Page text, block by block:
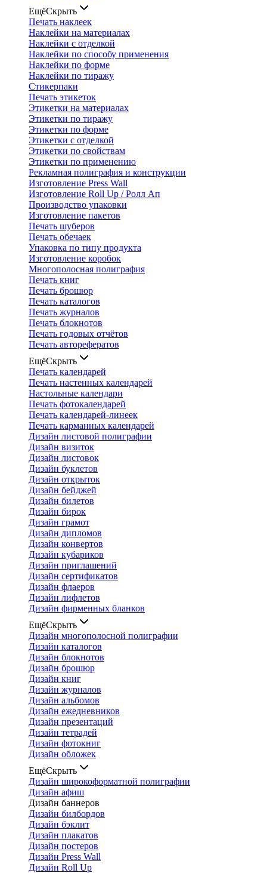
ЕщёСкрыть
Печать наклеек
Наклейки на материалах
Наклейки с отделкой
Наклейки по способу применения
Наклейки по форме
Наклейки по тиражу
Стикерпаки
Печать этикеток
Этикетки на материалах
Этикетки по тиражу
Этикетки по форме
Этикетки с отделкой
Этикетки по свойствам
Этикетки по применению
Рекламная полиграфия и конструкции
Изготовление Press Wall
Изготовление Roll Up / Ролл Ап
Производство упаковки
Изготовление пакетов
Печать шуберов
Печать обечаек
Упаковка по типу продукта
Изготовление коробок
Многополосная полиграфия
Печать книг
Печать брошюр
Печать каталогов
Печать журналов
Печать блокнотов
Печать годовых отчётов
Печать авторефератов
ЕщёСкрыть
Печать календарей
Печать настенных календарей
Настольные календари
Печать фотокалендарей
Печать календарей-линеек
Печать карманных календарей
Дизайн листовой полиграфии
Дизайн визиток
Дизайн листовок
Дизайн буклетов
Дизайн открыток
Дизайн бейджей
Дизайн билетов
Дизайн бирок
Дизайн грамот
Дизайн дипломов
Дизайн конвертов
Дизайн кубариков
Дизайн приглашений
Дизайн сертификатов
Дизайн флаеров
Дизайн лифлетов
Дизайн фирменных бланков
ЕщёСкрыть
Дизайн многополосной полиграфии
Дизайн каталогов
Дизайн блокнотов
Дизайн брошюр
Дизайн книг
Дизайн журналов
Дизайн альбомов
Дизайн ежедневников
Дизайн презентаций
Дизайн тетрадей
Дизайн фотокниг
Дизайн обложек
ЕщёСкрыть
Дизайн широкоформатной полиграфии
Дизайн афиш
Дизайн баннеров
Дизайн билбордов
Дизайн бэклит
Дизайн плакатов
Дизайн постеров
Дизайн Press Wall
Дизайн Roll Up